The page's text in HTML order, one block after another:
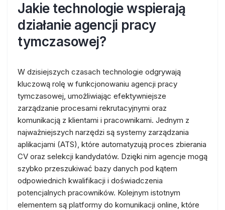
Jakie technologie wspierają
działanie agencji pracy
tymczasowej?
W dzisiejszych czasach technologie odgrywają
kluczową rolę w funkcjonowaniu agencji pracy
tymczasowej, umożliwiając efektywniejsze
zarządzanie procesami rekrutacyjnymi oraz
komunikacją z klientami i pracownikami. Jednym z
najważniejszych narzędzi są systemy zarządzania
aplikacjami (ATS), które automatyzują proces zbierania
CV oraz selekcji kandydatów. Dzięki nim agencje mogą
szybko przeszukiwać bazy danych pod kątem
odpowiednich kwalifikacji i doświadczenia
potencjalnych pracowników. Kolejnym istotnym
elementem są platformy do komunikacji online, które